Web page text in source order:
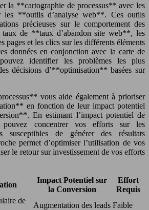
la **cartographie de processus** avec les
les **outils d’analyse web**. Ces outils
précieuses sur le comportement des
taux de **taux d’abandon site web**, les
pages et les clics sur les différents éléments
données en conjonction avec la carte de
identifier les problèmes les plus
décisions d’**optimisation** basées sur
vous aide également à prioriser
en fonction de leur impact potentiel
En estimant l’impact potentiel de
pouvez concentrer vos efforts sur les
susceptibles de générer des résultats
permet d’optimiser l’utilisation de vos
le retour sur investissement de vos efforts
Impact Potentiel sur
la Conversion
Effort
Requis
de
Augmentation des leads Faible